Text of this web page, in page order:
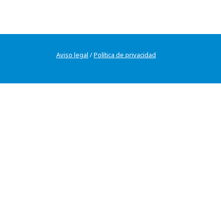
Aviso legal /Política de privacidad